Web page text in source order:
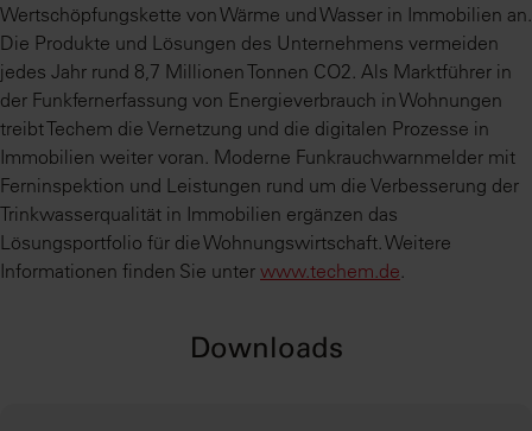
Wertschöpfungskette von Wärme und Wasser in Immobilien an.
Die Produkte und Lösungen des Unternehmens vermeiden
jedes Jahr rund 8,7 Millionen Tonnen CO2. Als Marktführer in
der Funkfernerfassung von Energieverbrauch in Wohnungen
treibt Techem die Vernetzung und die digitalen Prozesse in
Immobilien weiter voran. Moderne Funkrauchwarnmelder mit
Ferninspektion und Leistungen rund um die Verbesserung der
Trinkwasserqualität in Immobilien ergänzen das
Lösungsportfolio für die Wohnungswirtschaft. Weitere
Informationen finden Sie unter www.techem.de
Downloads